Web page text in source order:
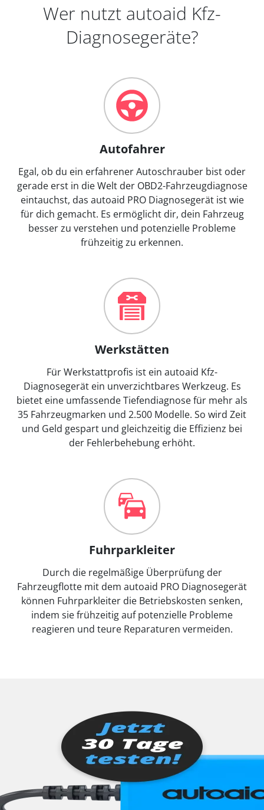
Wer nutzt autoaid Kfz-
Diagnosegeräte?
Autofahrer
Egal, ob du ein erfahrener Autoschrauber bist oder
gerade erst in die Welt der OBD2-Fahrzeugdiagnose
eintauchst, das autoaid PRO Diagnosegerät ist wie
für dich gemacht. Es ermöglicht dir, dein Fahrzeug
besser zu verstehen und potenzielle Probleme
frühzeitig zu erkennen.
Werkstätten
Für Werkstattprofis ist ein autoaid Kfz-
Diagnosegerät ein unverzichtbares Werkzeug. Es
bietet eine umfassende Tiefendiagnose für mehr als
35 Fahrzeugmarken und 2.500 Modelle. So wird Zeit
und Geld gespart und gleichzeitig die Effizienz bei
der Fehlerbehebung erhöht.
Fuhrparkleiter
Durch die regelmäßige Überprüfung der
Fahrzeugflotte mit dem autoaid PRO Diagnosegerät
können Fuhrparkleiter die Betriebskosten senken,
indem sie frühzeitig auf potenzielle Probleme
reagieren und teure Reparaturen vermeiden.